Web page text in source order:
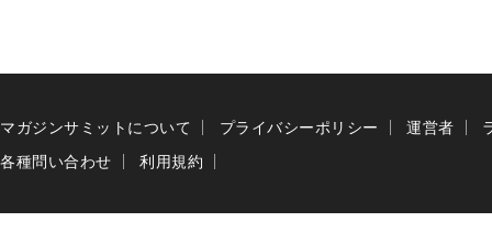
マガジンサミットについて プライバシーポリシー 運営者
各種問い合わせ
利用規約